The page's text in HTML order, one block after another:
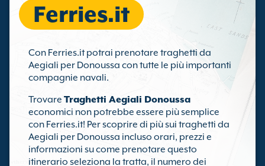
Ferries.it
Con Ferries.it potrai prenotare traghetti da
Aegiali per Donoussa con tutte le più importanti
compagnie navali.
Trovare Traghetti Aegiali Donoussa
economici non potrebbe essere più semplice
con Ferries.it! Per scoprire di più sui traghetti da
Aegiali per Donoussa incluso orari, prezzi e
informazioni su come prenotare questo
itinerario seleziona la tratta, il numero dei